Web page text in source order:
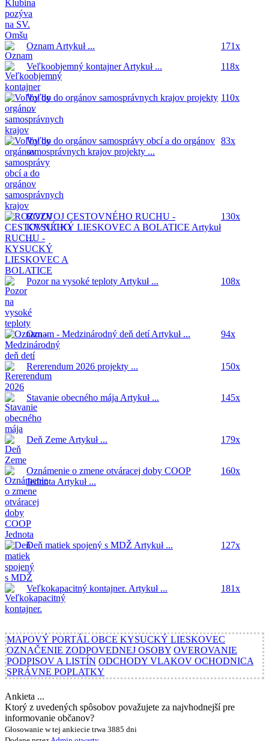
Oznam Artykuł ...
171x
Veľkoobjemný kontajnerArtykuł ... 118x
Voľby do orgánov samosprávnych krajov projekty
...
110x
Voľby do orgánov samosprávy obcí a do orgánov
samosprávnych krajov projekty ...
83x
ROZVOJ CESTOVNÉHO RUCHU -
KYSUCKÝ LIESKOVEC A BOLATICE Artykuł
...
130x
Pozor na vysoké teploty Artykuł ... 108x
Oznam - Medzinárodný deň detíArtykuł ... 94x
Rererendum 2026 projekty ... 150x
Stavanie obecného mája Artykuł ... 145x
Deň Zeme Artykuł ... 179x
Oznámenie o zmene otváracej doby COOP
Jednota Artykuł ...
160x
Deň matiek spojený s MDŽ Artykuł ... 127x
Veľkokapacitný kontajner. Artykuł ... 181x
MAPOVÝ PORTÁL OBCE KYSUCKÝ LIESKOVEC
OZNAČENIE ZODPOVEDNEJ OSOBY OVEROVANIE
PODPISOV A LISTÍN ODCHODY VLAKOV OCHODNICA
SPRÁVNE POPLATKY
Ankieta ...
Ktorý z uvedených spôsobov považujete za najvhodnejší pre
informovanie občanov?
Głosowanie w tej ankiecie trwa 3885 dni